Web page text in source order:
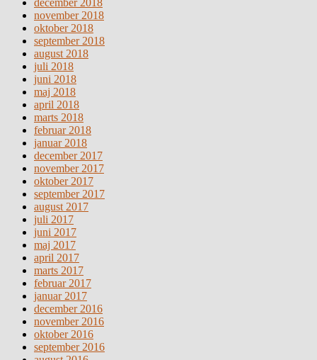
november 2018
oktober 2018
september 2018
august 2018
juli 2018
juni 2018
maj 2018
april 2018
marts 2018
februar 2018
januar 2018
december 2017
november 2017
oktober 2017
september 2017
august 2017
juli 2017
juni 2017
maj 2017
april 2017
marts 2017
februar 2017
januar 2017
december 2016
november 2016
oktober 2016
september 2016